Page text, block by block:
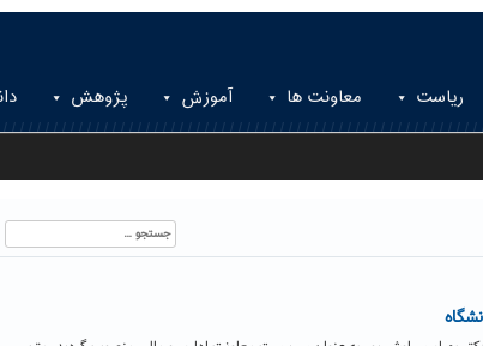
ریاست معاونت ها آموزش پژوهش
جستجو
برای: